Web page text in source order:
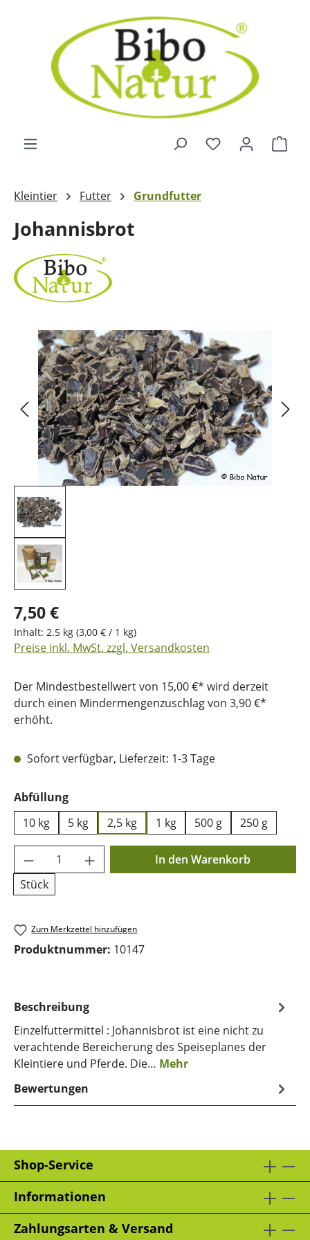
Zum Hauptinhalt springen
Kleintier Futter Grundfutter
Johannisbrot
Bildergalerie überspringen
7,50 €
Inhalt: 2.5 kg (3,00 € / 1 kg)
Preise inkl. MwSt. zzgl. Versandkosten
Der Mindestbestellwert von 15,00 €* wird derzeit
durch einen Mindermengenzuschlag von 3,90 €*
erhöht.
Sofort verfügbar, Lieferzeit: 1-3 Tage
Abfüllungauswählen
10 kg
5 kg 2,5 kg 1 kg 500 g 250 g
Produkt Anzahl: Gib den gewünschten
Stück
In den Warenkorb
Zum Merkzettel hinzufügen
Produktnummer: 10147
Beschreibung
Einzelfuttermittel : Johannisbrot ist eine nicht zu
verachtende Bereicherung des Speiseplanes der
Kleintiere und Pferde. Die… Mehr
Bewertungen
Shop-Service
Informationen
Zahlungsarten & Versand